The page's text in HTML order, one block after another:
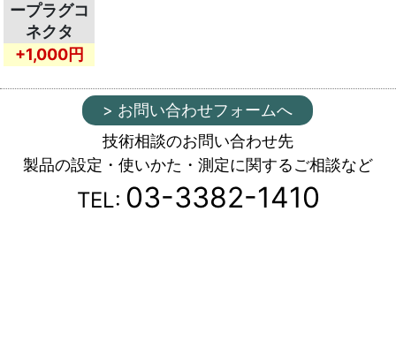
ープラグコ
ネクタ
+1,000円
> お問い合わせフォームへ
技術相談のお問い合わせ先
製品の設定・使いかた・測定に関するご相談など
TEL: 03-3382-1410